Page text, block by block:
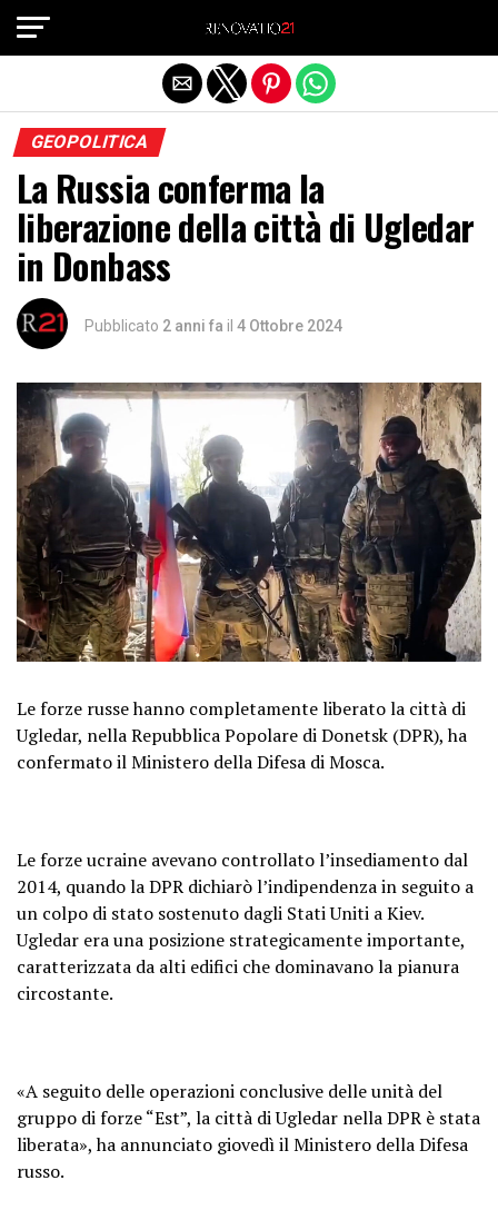
GEOPOLITICA
La Russia conferma la
liberazione della città di Ugledar
in Donbass
Pubblicato 2 anni fa il 4 Ottobre 2024
Le forze russe hanno completamente liberato la città di
Ugledar, nella Repubblica Popolare di Donetsk (DPR), ha
confermato il Ministero della Difesa di Mosca.
Le forze ucraine avevano controllato l’insediamento dal
2014, quando la DPR dichiarò l’indipendenza in seguito a
un colpo di stato sostenuto dagli Stati Uniti a Kiev.
Ugledar era una posizione strategicamente importante,
caratterizzata da alti edifici che dominavano la pianura
circostante.
«A seguito delle operazioni conclusive delle unità del
gruppo di forze “Est”, la città di Ugledar nella DPR è stata
liberata», ha annunciato giovedì il Ministero della Difesa
russo.
Exit mobile version